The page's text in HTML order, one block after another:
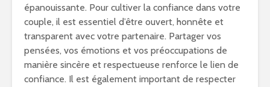
épanouissante. Pour cultiver la confiance dans votre
couple, il est essentiel d’être ouvert, honnête et
transparent avec votre partenaire. Partager vos
pensées, vos émotions et vos préoccupations de
manière sincère et respectueuse renforce le lien de
confiance. Il est également important de respecter